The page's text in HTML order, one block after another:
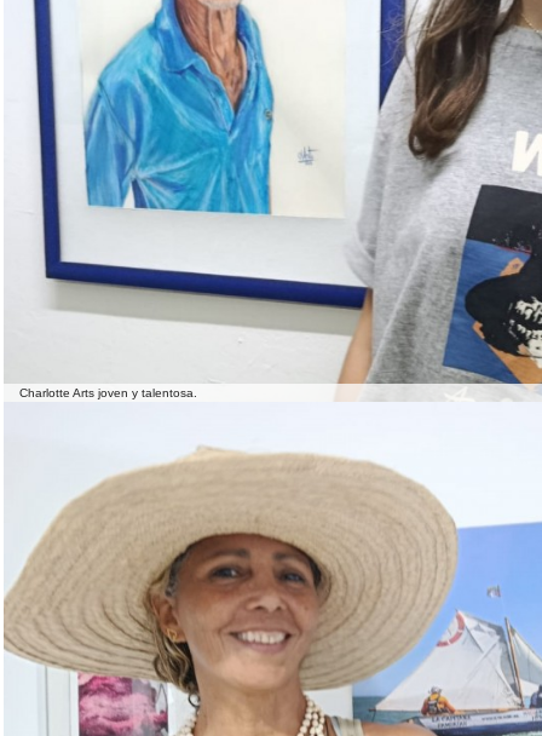
Charlotte Arts joven y talentosa.